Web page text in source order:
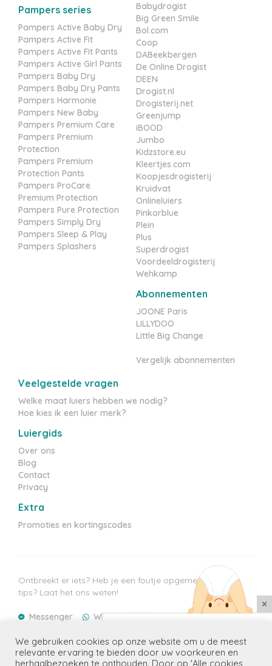
Pampers series
Pampers Active Baby Dry
Pampers Active Fit
Pampers Active Fit Pants
Pampers Active Girl Pants
Pampers Baby Dry
Pampers Baby Dry Pants
Pampers Harmonie
Pampers New Baby
Pampers Premium Care
Pampers Premium
Protection
Pampers Premium
Protection Pants
Pampers ProCare
Premium Protection
Pampers Pure Protection
Pampers Simply Dry
Pampers Sleep & Play
Pampers Splashers
Babydrogist
Big Green Smile
Bol.com
Coop
DABeekbergen
De Online Drogist
DEEN
Drogist.nl
Drogisterij.net
Greenjump
iBOOD
Jumbo
Kidzstore.eu
Kleertjes.com
Koopjesdrogisterij
Kruidvat
Onlineluiers
Pinkorblue
Plein
Plus
Superdrogist
Voordeeldrogisterij
Wehkamp
Abonnementen
JOONE Paris
LILLYDOO
Little Big Change
Vergelijk abonnementen
Veelgestelde vragen
Welke maat luiers hebben we nodig?
Hoe kies ik een luier merk?
Luiergids
Over ons
Blog
Contact
Privacy
Extra
Promoties en kortingscodes
Ontbreekt er iets? Heb je een foutje opgemerkt? Heb je
tips? Laat het ons weten!
Messenger WhatsApp E-mail
Laatste prijzen update: 08/08/2026
We gebruiken cookies op onze website om u de meest
relevante ervaring te bieden door uw voorkeuren en
herhaalbezoeken te onthouden. Door op 'Alle cookies
×
Ontvang de beste promoties voor
jouw kindje(s) in je mailbox